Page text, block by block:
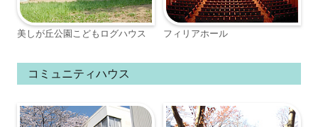
美しが丘公園こどもログハウス フィリアホール
コミュニティハウス